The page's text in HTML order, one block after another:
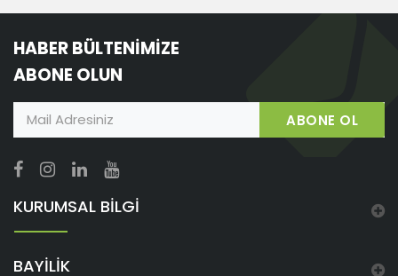
HABER BÜLTENİMİZE
ABONE OLUN
ABONE OL
KURUMSAL BİLGİ
BAYİLİK